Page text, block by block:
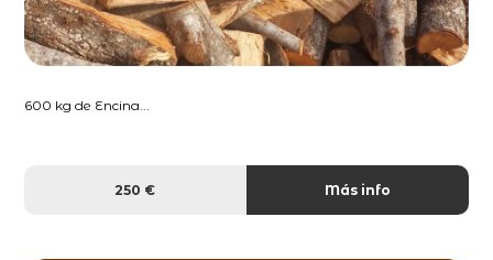
600 kg de Encina...
250 € Más info